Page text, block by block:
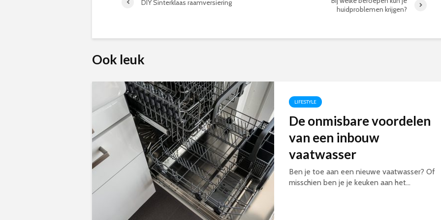
DIY Sinterklaas raamversiering
huidproblemen krijgen?
Ook leuk
LIFESTYLE
De onmisbare voordelen
van een inbouw
vaatwasser
Ben je toe aan een nieuwe vaatwasser? Of
misschien ben je je keuken aan het...